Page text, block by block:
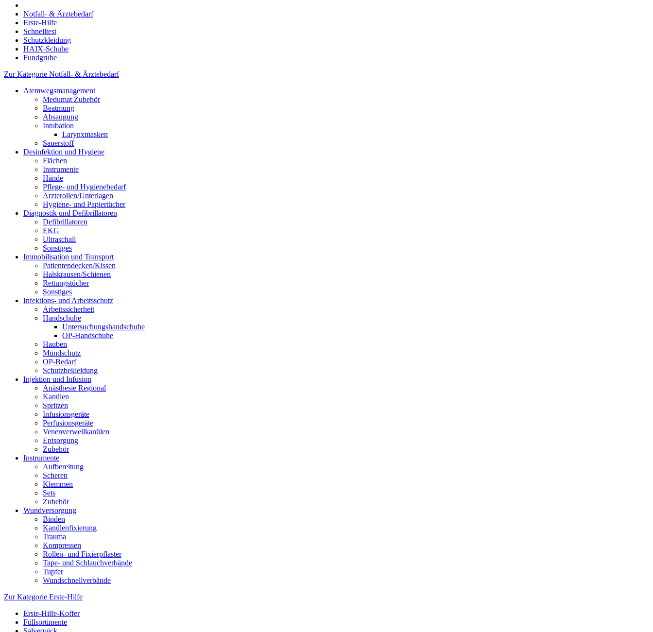
Notfall- & Ärztebedarf
Erste-Hilfe
Schnelltest
Schutzkleidung
HAIX-Schuhe
Fundgrube
Zur Kategorie Notfall- & Ärztebedarf
Atemwegsmanagement
Medumat Zubehör
Beatmung
Absaugung
Intubation
Larynxmasken
Sauerstoff
Desinfektion und Hygiene
Flächen
Instrumente
Hände
Pflege- und Hygienebedarf
Ärzterollen/Unterlagen
Hygiene- und Papiertücher
Diagnostik und Defibrillatoren
Defibrillatoren
EKG
Ultraschall
Sonstiges
Immobilisation und Transport
Patientendecken/Kissen
Halskrausen/Schienen
Rettungstücher
Sonstiges
Infektions- und Arbeitsschutz
Arbeitssicherheit
Handschuhe
Untersuchungshandschuhe
OP-Handschuhe
Hauben
Mundschutz
OP-Bedarf
Schutzbekleidung
Injektion und Infusion
Anästhesie Regional
Kanülen
Spritzen
Infusionsgeräte
Perfusionsgeräte
Venenverweilkanülen
Entsorgung
Zubehör
Instrumente
Aufbereitung
Scheren
Klemmen
Sets
Zubehör
Wundversorgung
Binden
Kanülenfixierung
Trauma
Kompressen
Rollen- und Fixierpflaster
Tape- und Schlauchverbände
Tupfer
Wundschnellverbände
Zur Kategorie Erste-Hilfe
Erste-Hilfe-Koffer
Füllsortimente